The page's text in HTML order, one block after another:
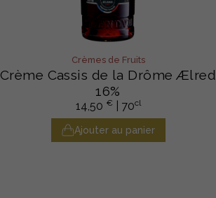
Crèmes de Fruits
Crème Cassis de la Drôme Ælred
16%
14,50 € | 70cl
Ajouter au panier